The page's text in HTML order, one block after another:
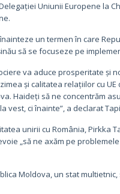
Uniunii Europene la
un termen în care
să se focuseze pe
va aduce prosperitate și
și calitatea relațiilor cu
Haideți să ne concentrăm
vest, ci înainte”, a declarat
unirii cu România, Pirkka
„să ne axăm pe
Moldova, un stat